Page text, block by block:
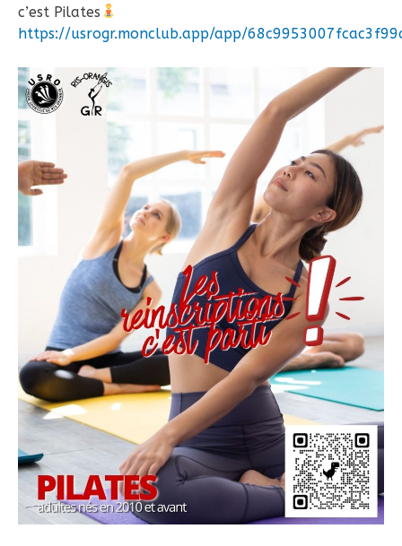
c’est Pilates
https://usrogr.monclub.app/app/